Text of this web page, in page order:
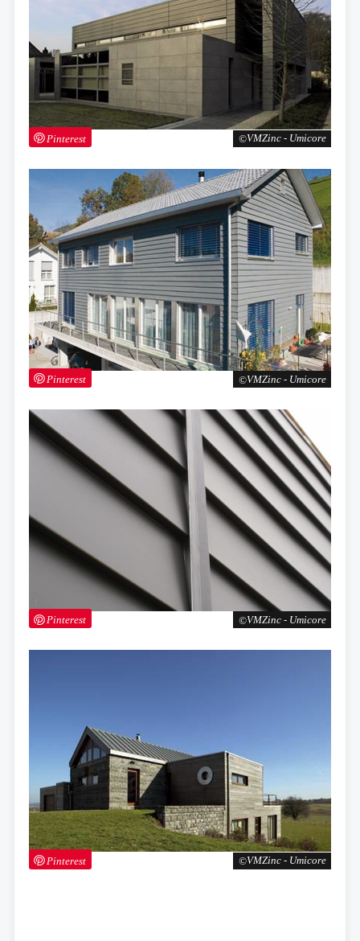
VMZinc - Umicore
Pinterest
VMZinc - Umicore
Pinterest
VMZinc - Umicore
Pinterest
VMZinc - Umicore
Pinterest